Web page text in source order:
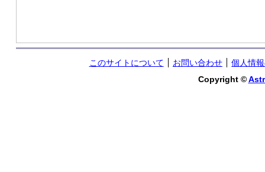
このサイトについて お問い合わせ
個人情
Copyright ©